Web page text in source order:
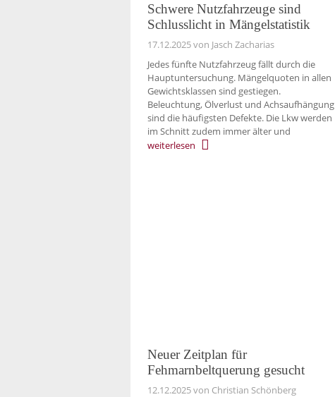
Schwere Nutzfahrzeuge sind
Schlusslicht in Mängelstatistik
17.12.2025von Jasch Zacharias
Jedes fünfte Nutzfahrzeug fällt durch die
Hauptuntersuchung. Mängelquoten in allen
Gewichtsklassen sind gestiegen.
Beleuchtung, Ölverlust und Achsaufhängung
sind die häufigsten Defekte. Die Lkw werden
im Schnitt zudem immer älter und
weiterlesen
Neuer Zeitplan für
Fehmarnbeltquerung gesucht
12.12.2025von Christian Schönberg